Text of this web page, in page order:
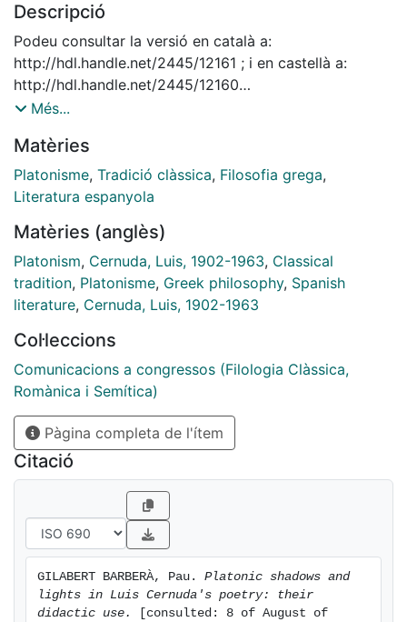
ideal world, in which shadows symbolize the beautiful,
perfect and everlasting world in which Luis Cenuda
needs to believe. Once more, it deals with that well-
known tension between reality and desire which
defines the essence of his poetry.
Descripció
Podeu consultar la versió en català a:
http://hdl.handle.net/2445/12161 ; i en castellà a:
http://hdl.handle.net/2445/12160
Versió de l'article anteriorment publicat a: Ciència,
del XIV Simposi de la Secció Catlana de la S.E.E.C..-
Barcelona: PPU, 2004. -- p. 219-232
Més...
Matèries
Platonisme, Tradició clàssica, Filosofia grega,
Literatura espanyola
Matèries (anglès)
Platonism, Cernuda, Luis, 1902-1963, Classical
tradition, Platonisme, Greek philosophy, Spanish
literature, Cernuda, Luis, 1902-1963
Col·leccions
Comunicacions a congressos (Filologia Clàssica,
Romànica i Semítica)
Pàgina completa de l'ítem
Citació
GILABERT BARBERÀ, Pau. Platonic shadows and
lights in Luis Cernuda's poetry: their
didactic use.
[consulted: 8 of August of